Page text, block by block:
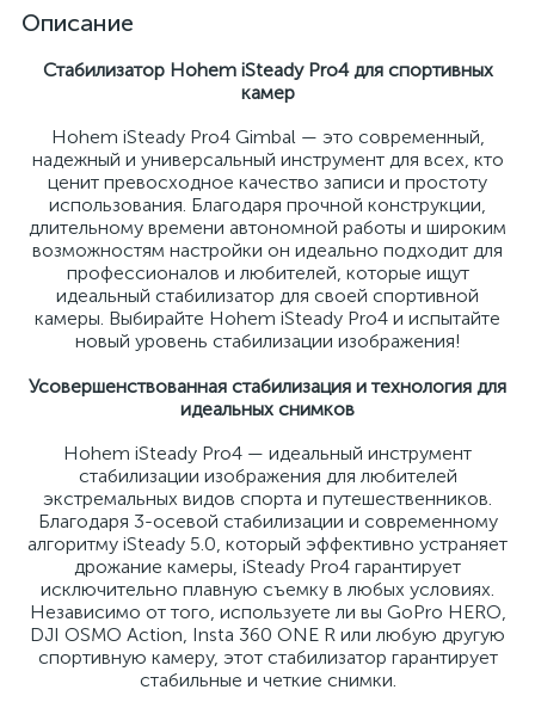
Описание
Стабилизатор Hohem iSteady Pro4 для спортивных
камер
Hohem iSteady Pro4 Gimbal — это современный,
надежный и универсальный инструмент для всех, кто
ценит превосходное качество записи и простоту
использования. Благодаря прочной конструкции,
длительному времени автономной работы и широким
возможностям настройки он идеально подходит для
профессионалов и любителей, которые ищут
идеальный стабилизатор для своей спортивной
камеры. Выбирайте Hohem iSteady Pro4 и испытайте
новый уровень стабилизации изображения!
Усовершенствованная стабилизация и технология для
идеальных снимков
Hohem iSteady Pro4 — идеальный инструмент
стабилизации изображения для любителей
экстремальных видов спорта и путешественников.
Благодаря 3-осевой стабилизации и современному
алгоритму iSteady 5.0, который эффективно устраняет
дрожание камеры, iSteady Pro4 гарантирует
исключительно плавную съемку в любых условиях.
Независимо от того, используете ли вы GoPro HERO,
DJI OSMO Action, Insta 360 ONE R или любую другую
спортивную камеру, этот стабилизатор гарантирует
стабильные и четкие снимки.